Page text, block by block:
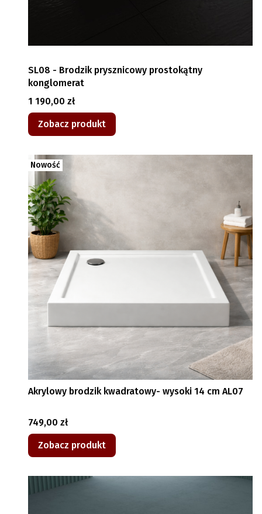
SL08 - Brodzik prysznicowy prostokątny
konglomerat
Cena
1 190,00 zł
Zobacz produkt
Nowość
Akrylowy brodzik kwadratowy- wysoki 14 cm AL07
Cena
749,00 zł
Zobacz produkt